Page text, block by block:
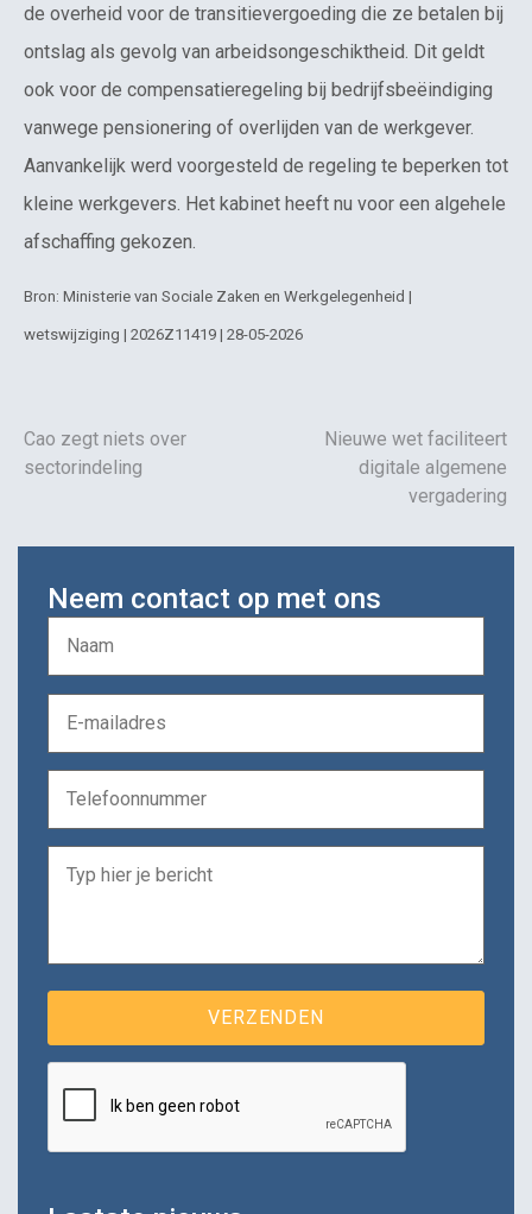
de overheid voor de transitievergoeding die ze betalen bij
ontslag als gevolg van arbeidsongeschiktheid. Dit geldt
ook voor de compensatieregeling bij bedrijfsbeëindiging
vanwege pensionering of overlijden van de werkgever.
Aanvankelijk werd voorgesteld de regeling te beperken tot
kleine werkgevers. Het kabinet heeft nu voor een algehele
afschaffing gekozen.
Bron: Ministerie van Sociale Zaken en Werkgelegenheid |
wetswijziging | 2026Z11419 | 28-05-2026
Cao zegt niets over
sectorindeling
Nieuwe wet faciliteert
digitale algemene
vergadering
Neem contact op met ons